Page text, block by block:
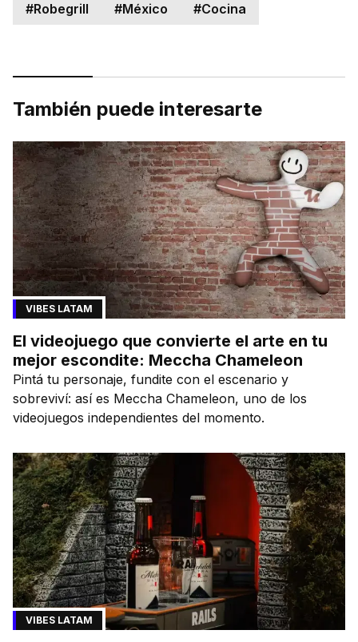
#Robegrill #México #Cocina
También puede interesarte
VIBES LATAM
El videojuego que convierte el arte en tu
mejor escondite: Meccha Chameleon
Pintá tu personaje, fundite con el escenario y
sobreviví: así es Meccha Chameleon, uno de los
videojuegos independientes del momento.
VIBES LATAM